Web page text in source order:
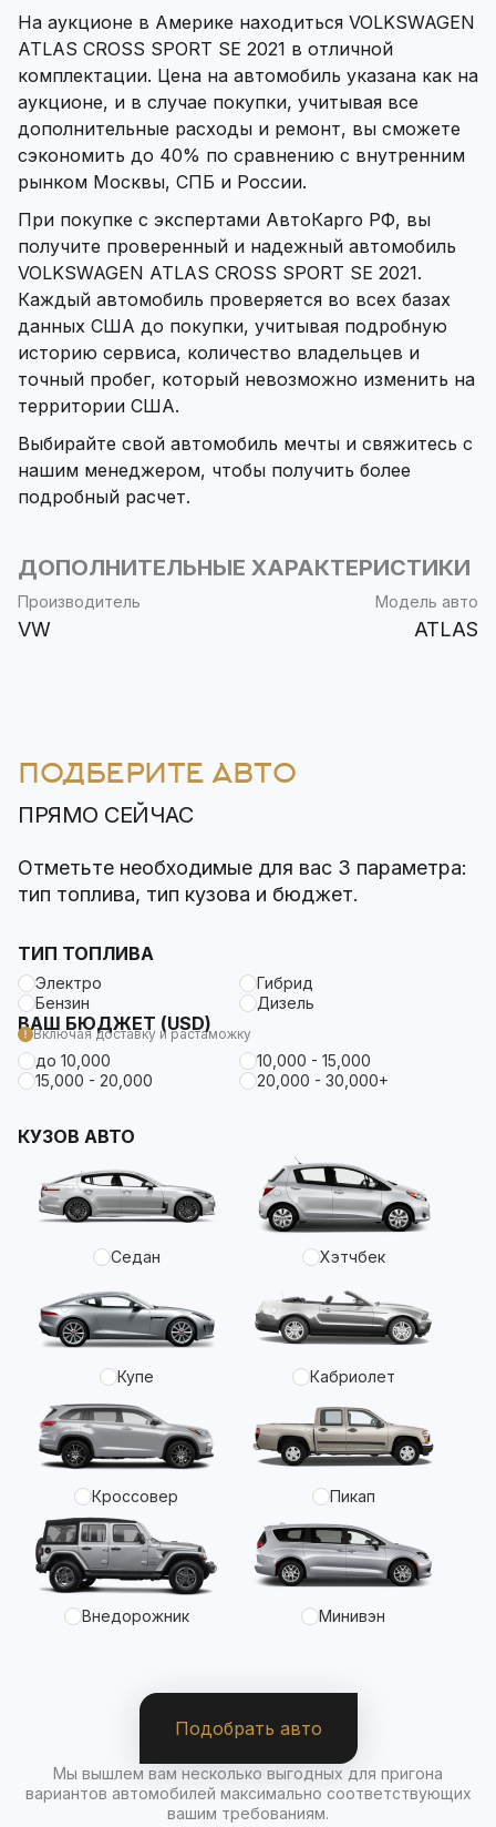
На аукционе в Америке находиться VOLKSWAGEN
ATLAS CROSS SPORT SE 2021 в отличной
комплектации. Цена на автомобиль указана как на
аукционе, и в случае покупки, учитывая все
дополнительные расходы и ремонт, вы сможете
сэкономить до 40% по сравнению с внутренним
рынком Москвы, СПБ и России.
При покупке с экспертами АвтоКарго РФ, вы
получите проверенный и надежный автомобиль
VOLKSWAGEN ATLAS CROSS SPORT SE 2021.
Каждый автомобиль проверяется во всех базах
данных США до покупки, учитывая подробную
историю сервиса, количество владельцев и
точный пробег, который невозможно изменить на
территории США.
Выбирайте свой автомобиль мечты и свяжитесь с
нашим менеджером, чтобы получить более
подробный расчет.
ДОПОЛНИТЕЛЬНЫЕ ХАРАКТЕРИСТИКИ
Производитель
VW
Модель авто
ATLAS
ПОДБЕРИТЕ АВТО
ПРЯМО СЕЙЧАС
Отметьте необходимые для вас 3 параметра:
тип топлива, тип кузова и бюджет.
ТИП ТОПЛИВА
Электро
Гибрид
Бензин
Дизель
ВАШ БЮДЖЕТ (USD)
Включая доставку и растаможку
до 10,000
10,000 - 15,000
15,000 - 20,000
20,000 - 30,000+
КУЗОВ АВТО
Седан Хэтчбек
Купе Кабриолет
Кроссовер Пикап
Внедорожник Минивэн
Подобрать авто
Мы вышлем вам несколько выгодных для пригона
вариантов автомобилей максимально соответствующих
вашим требованиям.